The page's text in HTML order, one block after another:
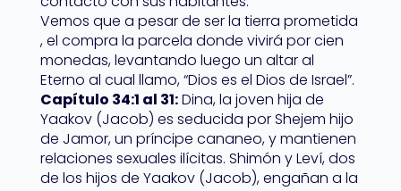
Vemos que a pesar de ser la tierra prometida
, el compra la parcela donde vivirá por cien
monedas, levantando luego un altar al
Eterno al cual llamo, “Dios es el Dios de Israel”.
Capítulo 34:1 al 31:Dina, la joven hija de
Yaakov (Jacob) es seducida por Shejem hijo
de Jamor, un príncipe cananeo, y mantienen
relaciones sexuales ilícitas. Shimón y Leví, dos
de los hijos de Yaakov (Jacob), engañan a la